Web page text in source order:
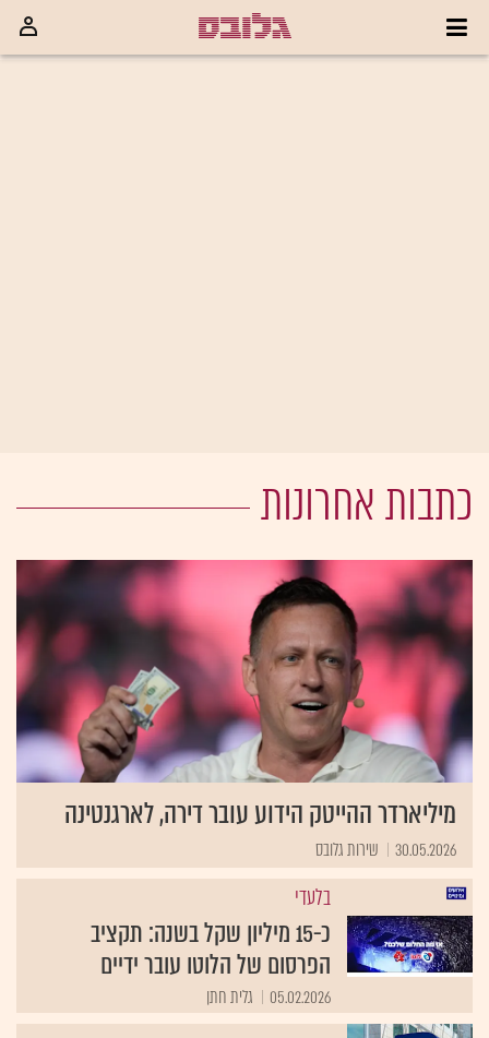
כתבות אחרונות
מיליארדר ההייטק הידוע עובר דירה, לארגנטינה
30.05.2026 שירות גלובס
בלעדי
כ-15 מיליון שקל בשנה: תקציב
הפרסום של הלוטו עובר ידיים
05.02.2026 גלית חתן